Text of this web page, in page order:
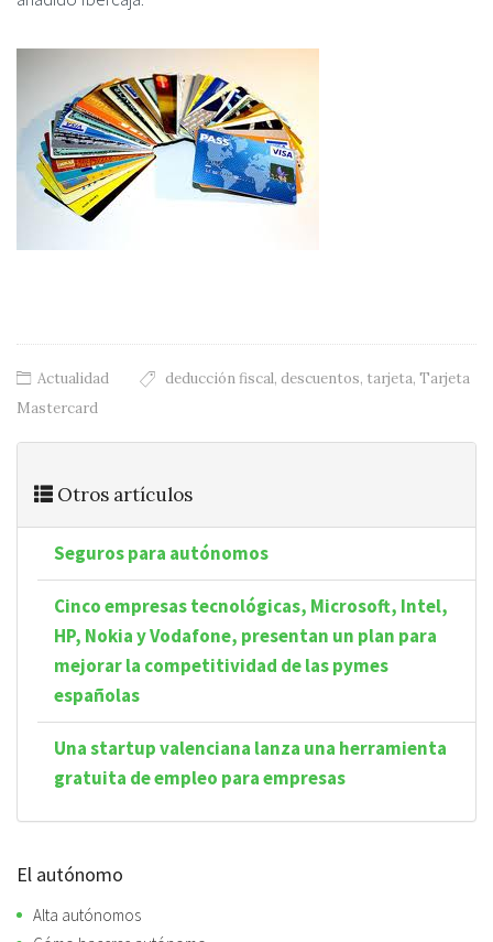
Actualidad deducción fiscal, descuentos, tarjeta, Tarjeta
Mastercard
Otros artículos
Seguros para autónomos
Cinco empresas tecnológicas, Microsoft, Intel,
HP, Nokia y Vodafone, presentan un plan para
mejorar la competitividad de las pymes
españolas
Una startup valenciana lanza una herramienta
gratuita de empleo para empresas
El autónomo
Alta autónomos